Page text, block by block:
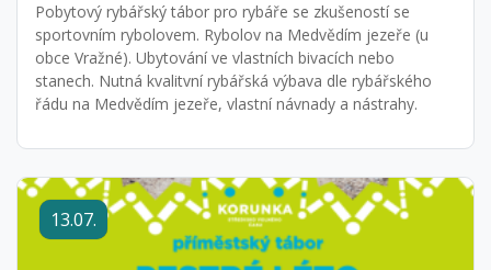
Pobytový rybářský tábor pro rybáře se zkušeností se
sportovním rybolovem. Rybolov na Medvědím jezeře (u
obce Vražné). Ubytování ve vlastních bivacích nebo
stanech. Nutná kvalitvní rybářská výbava dle rybářského
řádu na Medvědím jezeře, vlastní návnady a nástrahy.
13.07.